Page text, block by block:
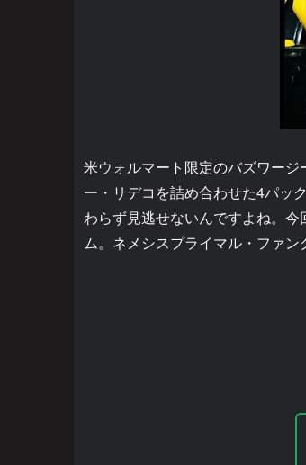
米ウォルマート限定のバズワー
ー・リデコを詰め合わせた4パッ
わらず見逃せないんですよね。
ム。ネメシスプライマル・ファン